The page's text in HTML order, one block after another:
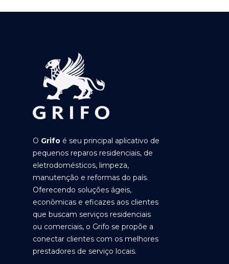
O Grifo é seu principal aplicativo de
pequenos reparos residenciais, de
eletrodomésticos, limpeza,
manutenção e reformas do país.
Oferecendo soluções ágeis,
econômicas e eficazes aos clientes
que buscam serviços residenciais
ou comerciais, o Grifo se propõe a
conectar clientes com os melhores
prestadores de serviço locais.